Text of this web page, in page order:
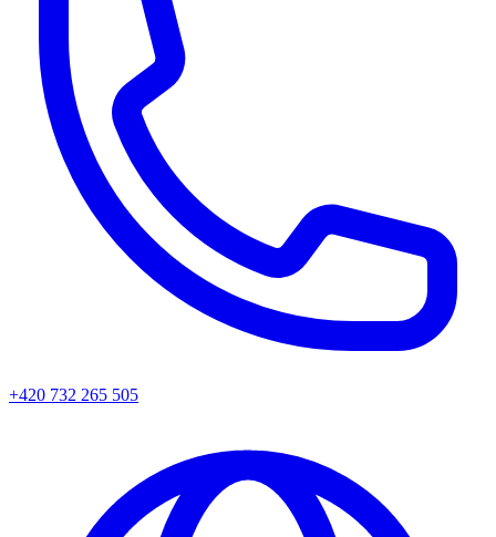
+420 732 265 505